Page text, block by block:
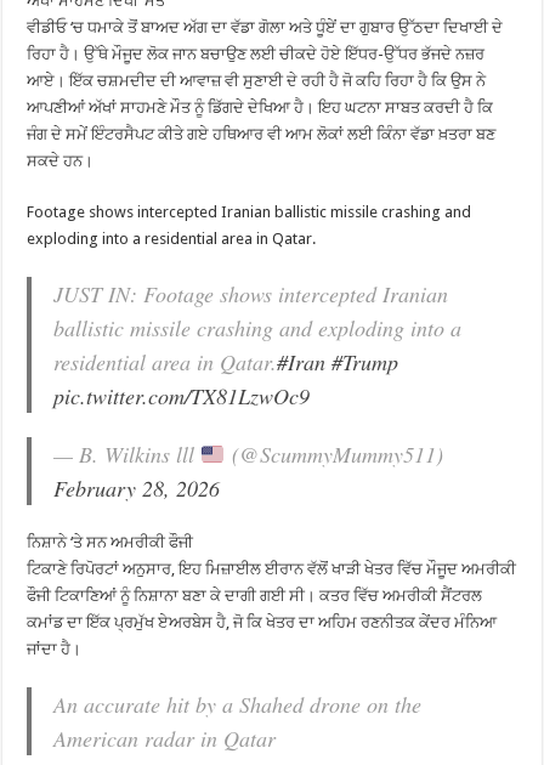
ਵੀਡੀਓ ‘ਚ ਧਮਾਕੇ ਤੋਂ ਬਾਅਦ ਅੱਗ ਦਾ ਵੱਡਾ ਗੋਲਾ ਅਤੇ ਧੂੰਏਂ ਦਾ ਗੁਬਾਰ ਉੱਠਦਾ ਦਿਖਾਈ ਦੇ
ਰਿਹਾ ਹੈ। ਉੱਥੇ ਮੌਜੂਦ ਲੋਕ ਜਾਨ ਬਚਾਉਣ ਲਈ ਚੀਕਦੇ ਹੋਏ ਇੱਧਰ-ਉੱਧਰ ਭੱਜਦੇ ਨਜ਼ਰ
ਆਏ। ਇੱਕ ਚਸ਼ਮਦੀਦ ਦੀ ਆਵਾਜ਼ ਵੀ ਸੁਣਾਈ ਦੇ ਰਹੀ ਹੈ ਜੋ ਕਹਿ ਰਿਹਾ ਹੈ ਕਿ ਉਸ ਨੇ
ਆਪਣੀਆਂ ਅੱਖਾਂ ਸਾਹਮਣੇ ਮੌਤ ਨੂੰ ਡਿੱਗਦੇ ਦੇਖਿਆ ਹੈ। ਇਹ ਘਟਨਾ ਸਾਬਤ ਕਰਦੀ ਹੈ ਕਿ
ਜੰਗ ਦੇ ਸਮੇਂ ਇੰਟਰਸੈਪਟ ਕੀਤੇ ਗਏ ਹਥਿਆਰ ਵੀ ਆਮ ਲੋਕਾਂ ਲਈ ਕਿੰਨਾ ਵੱਡਾ ਖ਼ਤਰਾ ਬਣ
ਸਕਦੇ ਹਨ।
Footage shows intercepted Iranian ballistic missile crashing and
exploding into a residential area in Qatar.
JUST IN: Footage shows intercepted Iranian
ballistic missile crashing and exploding into a
residential area in Qatar.#Iran #Trump
pic.twitter.com/TX81LzwOc9
— B. Wilkins lll
(@ScummyMummy511)
February 28, 2026
ਨਿਸ਼ਾਨੇ ‘ਤੇ ਸਨ ਅਮਰੀਕੀ ਫੌਜੀ
ਟਿਕਾਣੇ ਰਿਪੋਰਟਾਂ ਅਨੁਸਾਰ, ਇਹ ਮਿਜ਼ਾਈਲ ਈਰਾਨ ਵੱਲੋਂ ਖਾੜੀ ਖੇਤਰ ਵਿੱਚ ਮੌਜੂਦ ਅਮਰੀਕੀ
ਫੌਜੀ ਟਿਕਾਣਿਆਂ ਨੂੰ ਨਿਸ਼ਾਨਾ ਬਣਾ ਕੇ ਦਾਗੀ ਗਈ ਸੀ। ਕਤਰ ਵਿੱਚ ਅਮਰੀਕੀ ਸੈਂਟਰਲ
ਕਮਾਂਡ ਦਾ ਇੱਕ ਪ੍ਰਮੁੱਖ ਏਅਰਬੇਸ ਹੈ, ਜੋ ਕਿ ਖੇਤਰ ਦਾ ਅਹਿਮ ਰਣਨੀਤਕ ਕੇਂਦਰ ਮੰਨਿਆ
ਜਾਂਦਾ ਹੈ।
An accurate hit by a Shahed drone on the
American radar in Qatar